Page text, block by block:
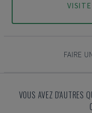
FAIRE
VOUS AVEZ D'AUTRES